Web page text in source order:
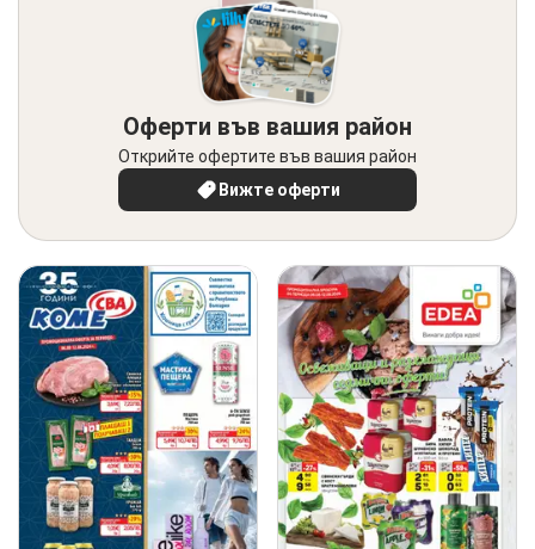
Оферти във вашия район
Открийте офертите във вашия район
Вижте оферти